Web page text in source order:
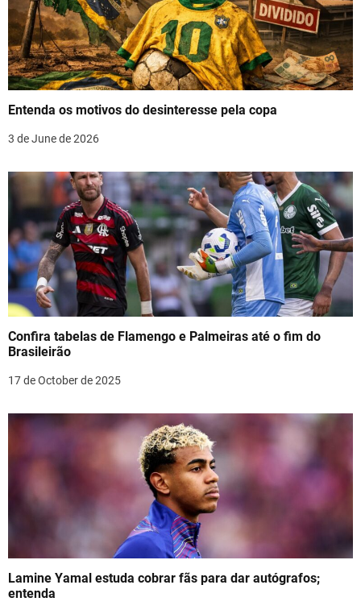
g
a
t
i
o
n
Entenda os motivos do desinteresse pela copa
3 de June de 2026
Confira tabelas de Flamengo e Palmeiras até o fim do
Brasileirão
17 de October de 2025
Lamine Yamal estuda cobrar fãs para dar autógrafos;
entenda